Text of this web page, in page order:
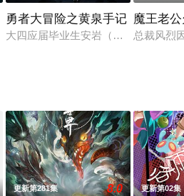
图借机处置青羽世家。众附属家族
勇者大冒险之黄泉手记
大四应届毕业生安岩（王梓 配音）
魔王老
总裁风烈
更新第281集 8.0 更新第02集